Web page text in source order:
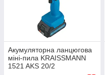
Акумуляторна ланцюгова
міні-пила KRAISSMANN
1521 AKS 20/2